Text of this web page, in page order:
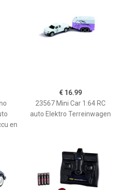
en
€ 16.99
23567 Mini Car 1:64 RC
auto Elektro Terreinwagen